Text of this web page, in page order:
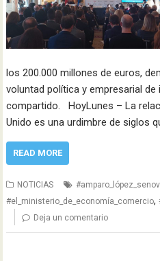
los 200.000 millones de euros,
voluntad política y empresarial
compartido. HoyLunes – La
Unido es una urdimbre de siglos
READ MORE
NOTICIAS
#el_ministerio_de_economía_comercio,
Deja un comentario